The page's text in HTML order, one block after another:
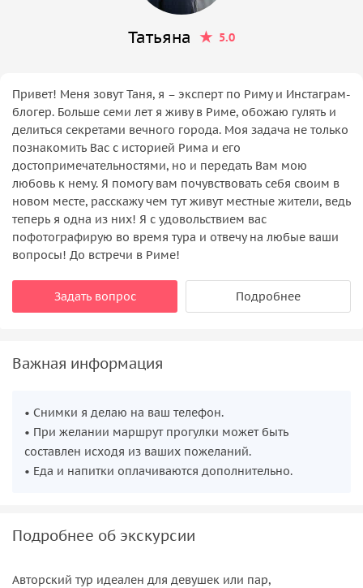
Татьяна 5.0
Привет! Меня зовут Таня, я – эксперт по Риму и Инстаграм-
блогер. Больше семи лет я живу в Риме, обожаю гулять и
делиться секретами вечного города. Моя задача не только
познакомить Вас с историей Рима и его
достопримечательностями, но и передать Вам мою
любовь к нему. Я помогу вам почувствовать себя своим в
новом месте, расскажу чем тут живут местные жители, ведь
теперь я одна из них! Я с удовольствием вас
пофотографирую во время тура и отвечу на любые ваши
вопросы! До встречи в Риме!
Задать вопрос Подробнее
Важная информация
• Снимки я делаю на ваш телефон.
• При желании маршрут прогулки может быть
составлен исходя из ваших пожеланий.
• Еда и напитки оплачиваются дополнительно.
Подробнее об экскурсии
Авторский тур идеален для девушек или пар,